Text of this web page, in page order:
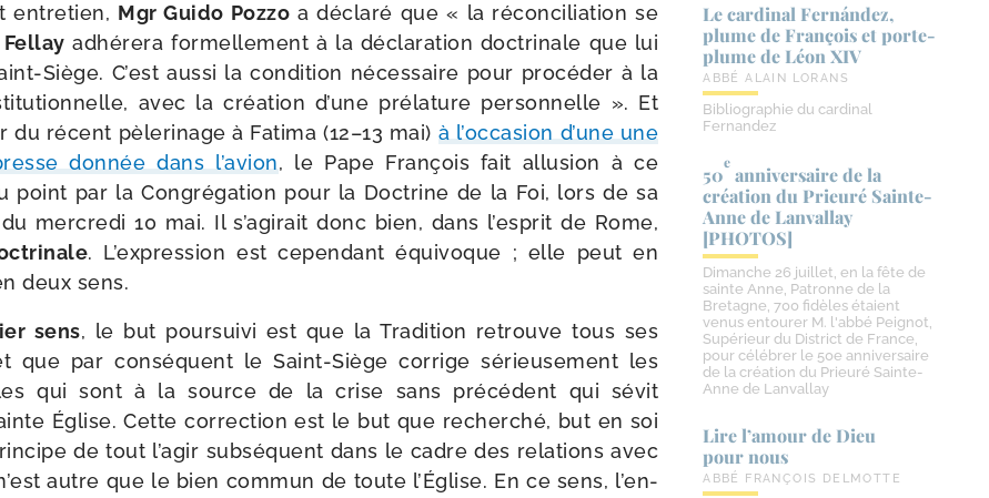
entre­tien, Mgr Guido Pozzo a décla­ré que « la récon­ci­lia­tion se
Fellay adhé­re­ra for­mel­le­ment à la décla­ra­tion doc­tri­nale que lui
​Siège. C’est aus­si la condi­tion néces­saire pour pro­cé­der à la
avec la créa­tion d’une pré­la­ture per­son­nelle ». Et
du récent pèle­ri­nage à Fatima (12–13 mai) à l’oc­ca­sion d’une une
don­née dans l’a­vion, le Pape François fait allu­sion à ce
point par la Congrégation pour la Doctrine de la Foi, lors de sa
mer­cre­di 10 mai. Il s’a­gi­rait donc bien, dans l’es­prit de Rome,
. L’expression est cepen­dant équi­voque ; elle peut en
deux sens.
sens, le but pour­sui­vi est que la Tradition retrouve tous ses
que par consé­quent le Saint-​Siège cor­rige sérieu­se­ment les
qui sont à la source de la crise sans pré­cé­dent qui sévit
Église. Cette cor­rec­tion est le but que recher­ché, but en soi
de tout l’a­gir sub­sé­quent dans le cadre des rela­tions avec
autre que le bien com­mun de toute l’Église. En ce sens, l’en­
Le cardinal Fernández,
plume de François et porte-​
plume de Léon XIV
ABBÉ ALAIN LORANS
Bibliographie du cardinal
Fernandez
50
e
anniversaire de la
création du Prieuré Sainte-​
Anne de Lanvallay
[PHOTOS]
Dimanche 26 juillet, en la fête de
sainte Anne, Patronne de la
Bretagne, 700 fidèles étaient
venus entourer M. l'abbé Peignot,
Supérieur du District de France,
pour célébrer le 50e anniversaire
de la création du Prieuré Sainte-
Anne de Lanvallay
Lire l’amour de Dieu
pour nous
ABBÉ FRANÇOIS DELMOTTE